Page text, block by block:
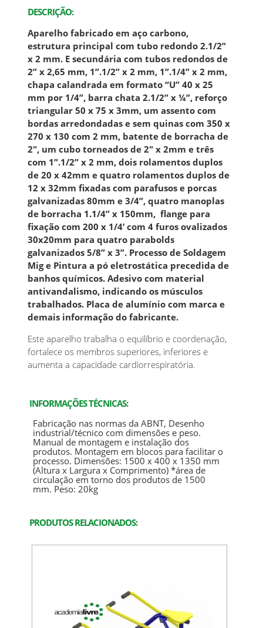
DESCRIÇÃO:
Aparelho fabricado em aço carbono,
estrutura principal com tubo redondo 2.1/2”
x 2 mm. E secundária com tubos redondos de
2” x 2,65 mm, 1”.1/2” x 2 mm, 1”.1/4” x 2 mm,
chapa calandrada em formato “U” 40 x 25
mm por 1/4”, barra chata 2.1/2” x ¼”, reforço
triangular 50 x 75 x 3mm, um assento com
bordas arredondadas e sem quinas com 350 x
270 x 130 com 2 mm, batente de borracha de
2", um cubo torneados de 2" x 2mm e três
com 1”.1/2” x 2 mm, dois rolamentos duplos
de 20 x 42mm e quatro rolamentos duplos de
12 x 32mm fixadas com parafusos e porcas
galvanizadas 80mm e 3/4”, quatro manoplas
de borracha 1.1/4” x 150mm, flange para
fixação com 200 x 1/4’ com 4 furos ovalizados
30x20mm para quatro parabolds
galvanizados 5/8” x 3”. Processo de Soldagem
Mig e Pintura a pó eletrostática precedida de
banhos químicos. Adesivo com material
antivandalismo, indicando os músculos
trabalhados. Placa de alumínio com marca e
demais informação do fabricante.
Este aparelho trabalha o equilíbrio e coordenação,
fortalece os membros superiores, inferiores e
aumenta a capacidade cardiorrespiratória.
INFORMAÇÕES TÉCNICAS:
Fabricação nas normas da ABNT, Desenho
industrial/técnico com dimensões e peso.
Manual de montagem e instalação dos
produtos. Montagem em blocos para facilitar o
processo. Dimensões: 1500 x 400 x 1350 mm
(Altura x Largura x Comprimento) *área de
circulação em torno dos produtos de 1500
mm. Peso: 20kg
PRODUTOS RELACIONADOS: